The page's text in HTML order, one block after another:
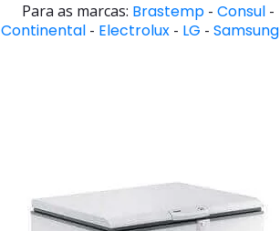
Para as marcas: Brastemp- Consul-
Continental - Electrolux - LG - Samsung